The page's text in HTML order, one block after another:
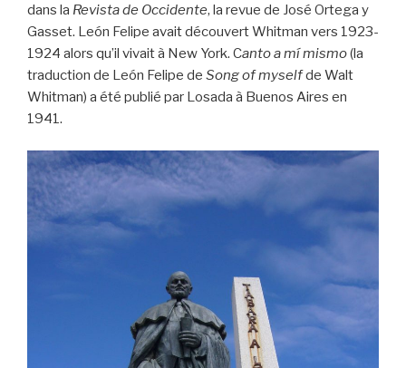
dans la Revista de Occidente, la revue de José Ortega y
Gasset. León Felipe avait découvert Whitman vers 1923-
1924 alors qu’il vivait à New York. Canto a mí mismo(la
traduction de León Felipe de Song of myselfde Walt
Whitman) a été publié par Losada à Buenos Aires en
1941.